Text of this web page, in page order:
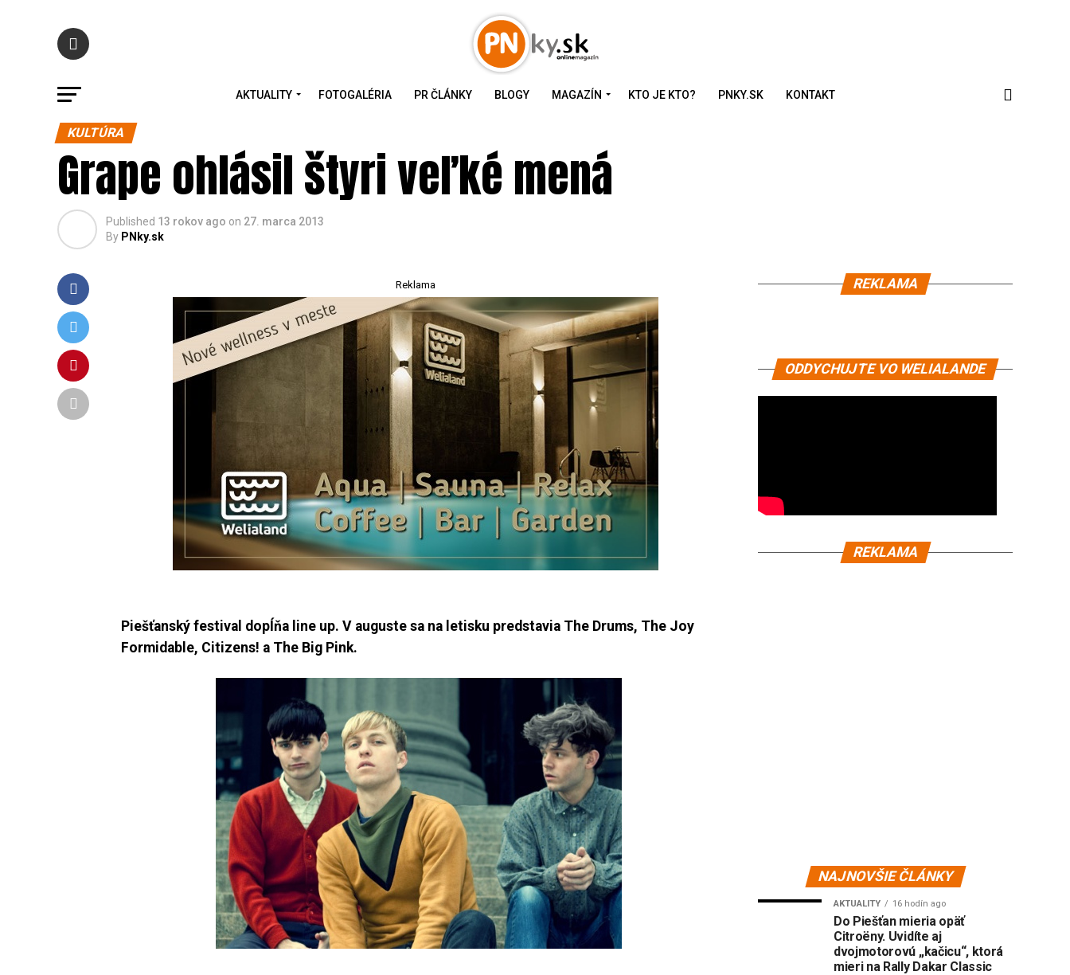
AKTUALITY FOTOGALÉRIA PR ČLÁNKY BLOGY MAGAZÍN KTO JE KTO? PNKY.SK KONTAKT
KULTÚRA
Grape ohlásil štyri veľké mená
Published 13 rokov ago on 27. marca 2013
By PNky.sk
Reklama
Piešťanský festival dopĺňa line up. V auguste sa na letisku predstavia The Drums, The Joy
Formidable, Citizens! a The Big Pink.
REKLAMA
ODDYCHUJTE VO WELIALANDE
REKLAMA
NAJNOVŠIE ČLÁNKY
AKTUALITY 16 hodín ago
Do Piešťan mieria opäť
Citroëny. Uvidíte aj
dvojmotorovú „kačicu“, ktorá
mieri na Rally Dakar Classic